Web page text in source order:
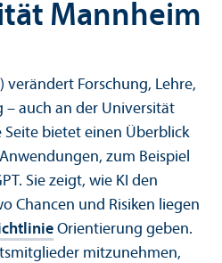
Mannheim
verändert Forschung, Lehre,
auch an der Universität
bietet einen Über­blick
zum Beispiel
Sie zeigt, wie KI den
Chancen und Risiken liegen
Orientierung geben.
mitzunehmen,